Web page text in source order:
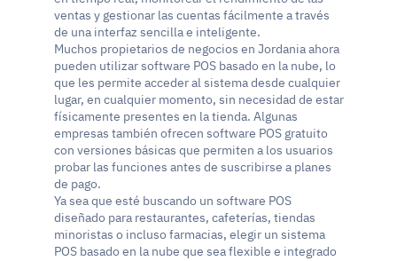
ventas y gestionar las cuentas fácilmente a través
de una interfaz sencilla e inteligente.
Muchos propietarios de negocios en Jordania ahora
pueden utilizar software POS basado en la nube, lo
que les permite acceder al sistema desde cualquier
lugar, en cualquier momento, sin necesidad de estar
físicamente presentes en la tienda. Algunas
empresas también ofrecen software POS gratuito
con versiones básicas que permiten a los usuarios
probar las funciones antes de suscribirse a planes
de pago.
Ya sea que esté buscando un software POS
diseñado para restaurantes, cafeterías, tiendas
minoristas o incluso farmacias, elegir un sistema
POS basado en la nube que sea flexible e integrado